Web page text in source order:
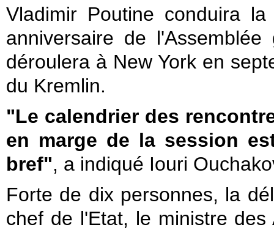
Vladimir Poutine conduira
anniversaire de
déroulera à New York en
du Kremlin.
"Le calendrier des
en marge de la session
bref", a indiqué Iouri
Forte de dix personnes, la
chef de l'Etat, le ministre